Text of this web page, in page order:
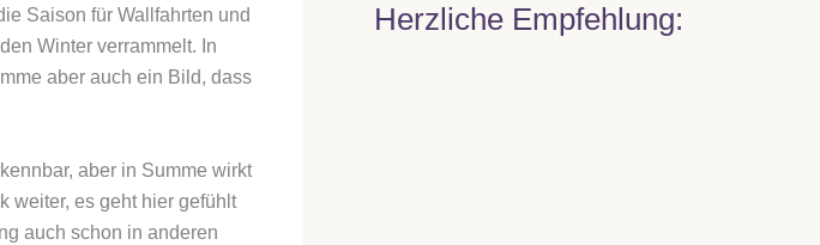
Saison für Wallfahrten und
Winter verrammelt. In
aber auch ein Bild, dass
aber in Summe wirkt
weiter, es geht hier gefühlt
auch schon in anderen
Herzliche Empfehlung: